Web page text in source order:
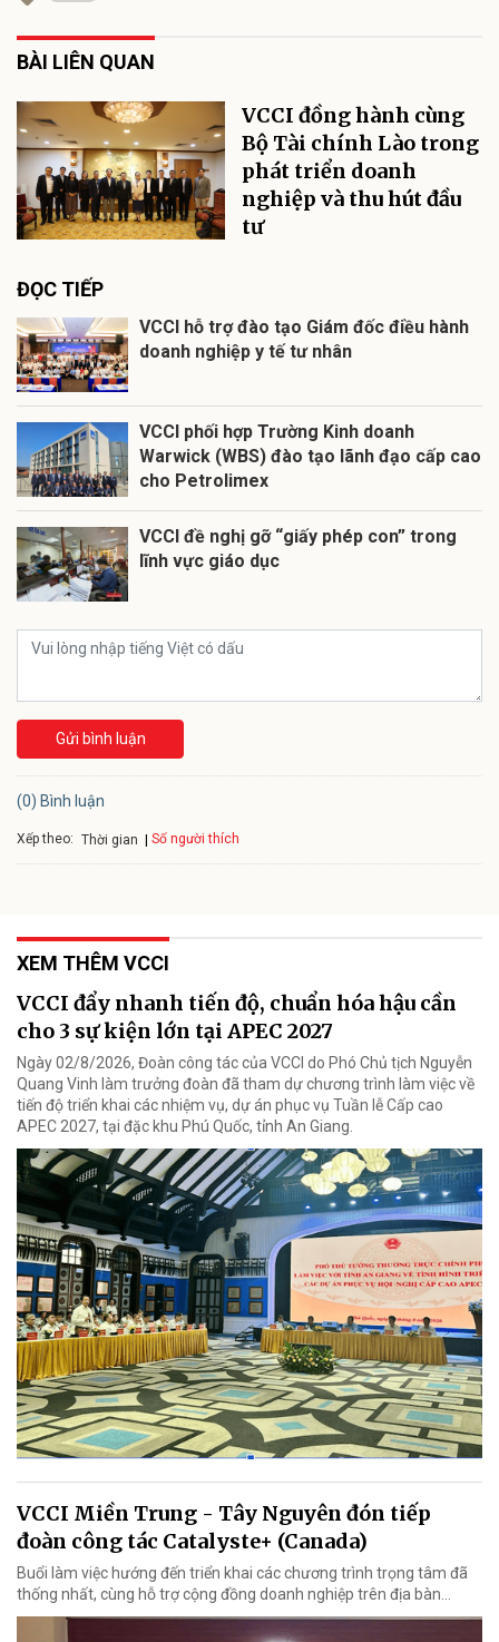
BÀI LIÊN QUAN
VCCI đồng hành cùng
Bộ Tài chính Lào trong
phát triển doanh
nghiệp và thu hút đầu
tư
ĐỌC TIẾP
VCCI hỗ trợ đào tạo Giám đốc điều hành
doanh nghiệp y tế tư nhân
VCCI phối hợp Trường Kinh doanh
Warwick (WBS) đào tạo lãnh đạo cấp cao
cho Petrolimex
VCCI đề nghị gỡ “giấy phép con” trong
lĩnh vực giáo dục
Gửi bình luận
(0) Bình luận
Xếp theo: Thời gian Số người thích
XEM THÊM VCCI
VCCI đẩy nhanh tiến độ, chuẩn hóa hậu cần
cho 3 sự kiện lớn tại APEC 2027
Ngày 02/8/2026, Đoàn công tác của VCCI do Phó Chủ tịch Nguyễn
Quang Vinh làm trưởng đoàn đã tham dự chương trình làm việc về
tiến độ triển khai các nhiệm vụ, dự án phục vụ Tuần lễ Cấp cao
APEC 2027, tại đặc khu Phú Quốc, tỉnh An Giang.
VCCI Miền Trung - Tây Nguyên đón tiếp
đoàn công tác Catalyste+ (Canada)
Buổi làm việc hướng đến triển khai các chương trình trọng tâm đã
thống nhất, cùng hỗ trợ cộng đồng doanh nghiệp trên địa bàn...